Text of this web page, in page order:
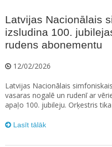
Latvijas Nacionālais
izsludina 100.
rudens abonementu
12/02/2026
Latvijas Nacionālais
vasaras nogalē un rudenī ar
apaļo 100. jubileju. Orķestris
Lasīt tālāk